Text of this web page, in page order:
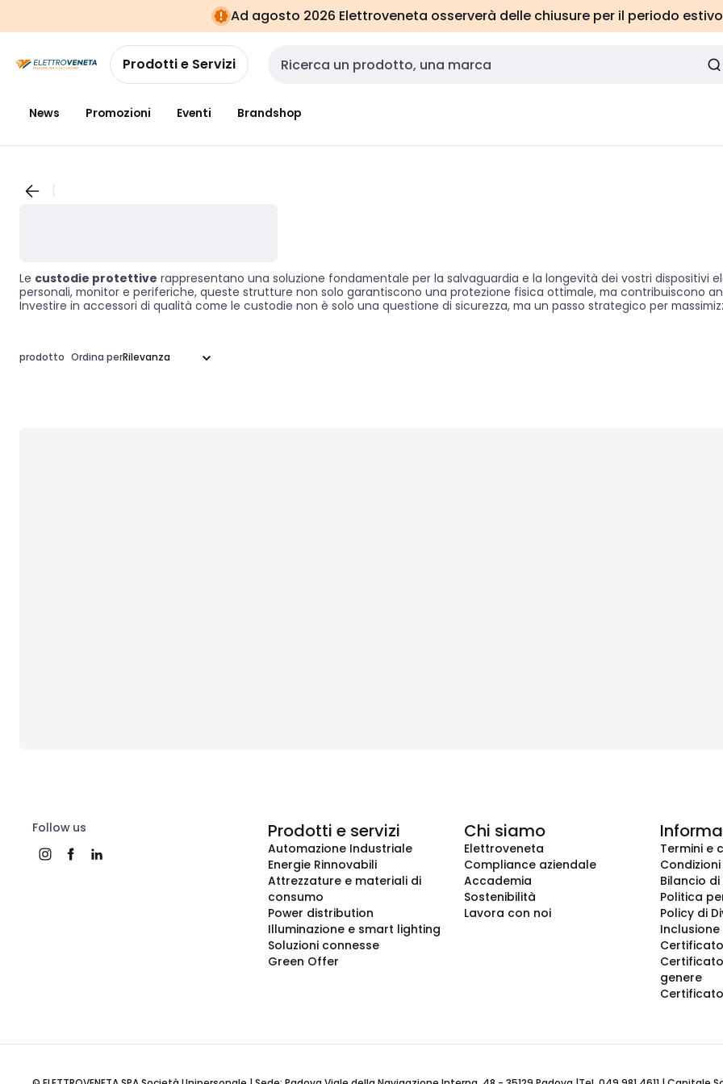
navigazionealla
pagina
Ad agosto 2026 Elettroveneta osserverà delle chiusure per il periodo
Prodotti e Servizi Cerca input
News Promozioni Eventi Brandshop
Le custodie protettive rappresentano una soluzione fondamentale per la salvaguardia e la longevità dei vostri
personali, monitor e periferiche, queste strutture non solo garantiscono una protezione fisica ottimale, ma contribuiscono
Investire in accessori di qualità come le custodie non è solo una questione di sicurezza, ma un passo strategico per
prodotto Ordina per
Follow us Prodotti e servizi
Automazione Industriale
Energie Rinnovabili
Attrezzature e materiali di
consumo
Power distribution
Illuminazione e smart lighting
Soluzioni connesse
Green Offer
Chi siamo
Elettroveneta
Compliance aziendale
Accademia
Sostenibilità
Lavora con noi
Termini e
Bilancio
Politica
Policy di
Inclusione
genere
Certificato